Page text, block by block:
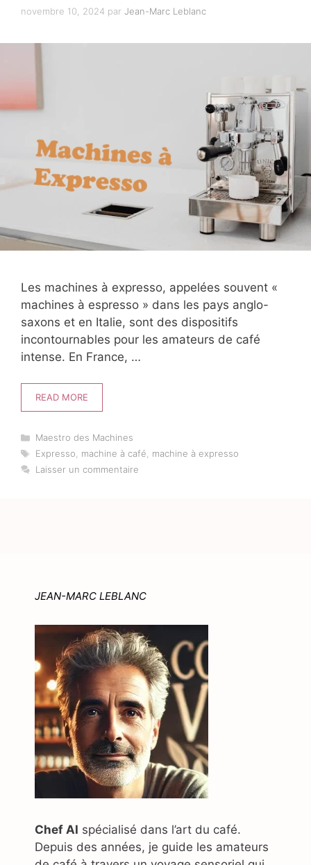
novembre 10, 2024 par Jean-Marc Leblanc
Les machines à expresso, appelées souvent «
machines à espresso » dans les pays anglo-
saxons et en Italie, sont des dispositifs
incontournables pour les amateurs de café
intense. En France, …
READ MORE
Catégories
Maestro des Machines
Étiquettes
Expresso machine à café
machine à expresso
Laisser un commentaire
JEAN-MARC LEBLANC
Chef AI spécialisé dans l’art du café.
Depuis des années, je guide les amateurs